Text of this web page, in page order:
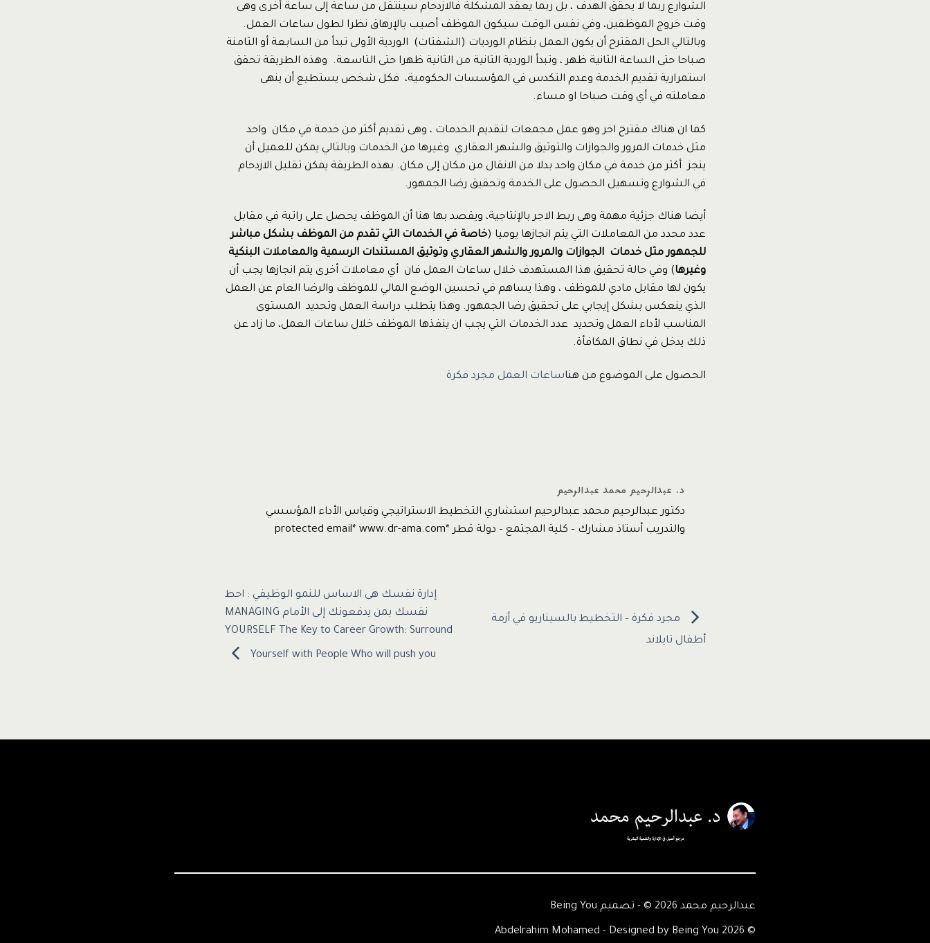
الشوارع ربما لا يحقق الهدف ، بل ربما يعقد المشكلة فالازدحام سينتقل من ساعة إلى ساعة أخرى وهى
وقت خروج الموظفين، وفي نفس الوقت سيكون الموظف أصيب بالإرهاق نظرا لطول ساعات العمل.
وبالتالي الحل المقترح أن يكون العمل بنظام الورديات (الشفتات) الوردية الأولى تبدأ من السابعة أو الثامنة
صباحا حتى الساعة الثانية ظهر ، وتبدأ الوردية الثانية من الثانية ظهرا حتى التاسعة. وهذه الطريقة تحقق
استمرارية تقديم الخدمة وعدم التكدس في المؤسسات الحكومية، فكل شخص يستطيع أن ينهى
معاملته في أي وقت صباحا او مساء.
كما ان هناك مقترح اخر وهو عمل مجمعات لتقديم الخدمات ، وهى تقديم أكثر من خدمة في مكان واحد
مثل خدمات المرور والجوازات والتوثيق والشهر العقاري وغيرها من الخدمات وبالتالي يمكن للعميل أن
ينجز أكثر من خدمة في مكان واحد بدلا من الانقال من مكان إلى مكان. بهذه الطريقة يمكن تقليل الازدحام
في الشوارع وتسهيل الحصول على الخدمة وتحقيق رضا الجمهور.
أيضا هناك جزئية مهمة وهى ربط الاجر بالإنتاجية، ويقصد بها هنا أن الموظف يحصل على راتبة في مقابل
عدد محدد من المعاملات التي يتم انجازها يوميا (خاصة في الخدمات التي تقدم من الموظف بشكل مباشر
للجمهور مثل خدمات الجوازات والمرور والشهر العقاري وتوثيق المستندات الرسمية والمعاملات البنكية
وغيرها) وفي حالة تحقيق هذا المستهدف خلال ساعات العمل فان أي معاملات أخرى يتم انجازها يجب أن
يكون لها مقابل مادي للموظف ، وهذا يساهم في تحسين الوضع المالي للموظف والرضا العام عن العمل
الذي ينعكس بشكل إيجابي على تحقيق رضا الجمهور. وهذا يتطلب دراسة العمل وتحديد المستوى
المناسب لأداء العمل وتحديد عدد الخدمات التي يجب ان ينفذها الموظف خلال ساعات العمل، ما زاد عن
ذلك يدخل في نطاق المكافأة.
الحصول على الموضوع من هناساعات العمل مجرد فكرة
د. عبدالرحيم محمد عبدالرحيم
دكتور عبدالرحيم محمد عبدالرحيم استشاري التخطيط الاستراتيجي وقياس الأداء المؤسسي
والتدريب أستاذ مشارك – كلية المجتمع – دولة قطر *protected email* www.dr-ama.com
مجرد فكرة – التخطيط بالسيناريو في أزمة
أطفال تايلاند
إدارة نفسك هى الاساس للنمو الوظيفي : احط
نفسك بمن يدفعونك إلى الأمام MANAGING
YOURSELF The Key to Career Growth: Surround
Yourself with People Who will push you
عبدالرحيم محمد 2026 © - تصميم Being You
© 2026 Abdelrahim Mohamed - Designed by Being You